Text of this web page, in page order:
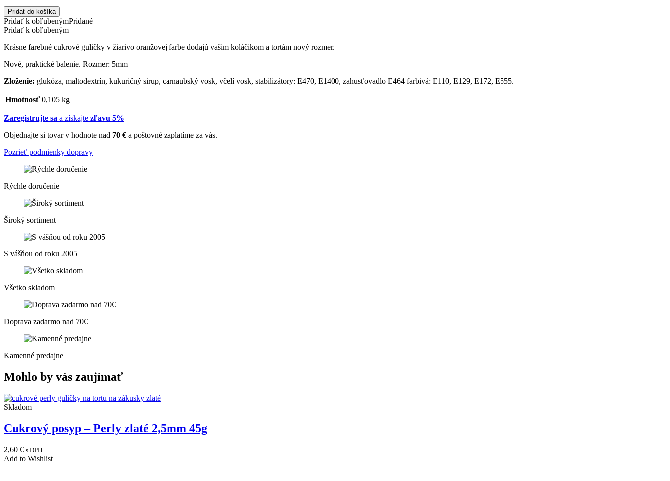
Pridať do košíka
Pridať k obľubenýmPridané
Pridať k obľubeným
Krásne farebné cukrové guličky v žiarivo oranžovej farbe dodajú vašim koláčikom a tortám nový rozmer.
Nové, praktické balenie. Rozmer: 5mm
Zloženie: glukóza, maltodextrín, kukuričný sirup, carnaubský vosk, včelí vosk, stabilizátory: E470, E1400, zahusťovadlo E464 farbivá: E110, E129, E172, E555.
Hmotnosť 0,105 kg
Zaregistrujte sa a získajte zľavu 5%
Objednajte si tovar v hodnote nad 70 € a poštovné zaplatíme za vás.
Pozrieť podmienky dopravy
Rýchle doručenie
Široký sortiment
S vášňou od roku 2005
Všetko skladom
Doprava zadarmo nad 70€
Kamenné predajne
Mohlo by vás zaujímať
Skladom
Cukrový posyp – Perly zlaté 2,5mm 45g
2,60 € s DPH
Add to Wishlist